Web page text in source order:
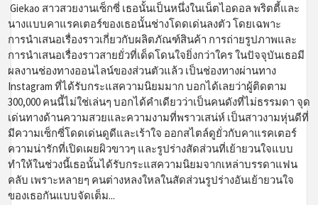
Giekao สาวสวยงานเซ็กซี่ เธอนั้นเป็นหนึ่งในเน็ตไอดอล พริตตี้และ
นางแบบคาแรคเตอร์ของเธอนั้นช่างโดดเด่นลงตัว โดยเฉพาะ
การนำเสนอเรื่องราวเกี่ยวกับผลิตภัณฑ์สินค้า การถ่ายรูปภาพและ
การนำเสนอเรื่องราวสายยั่วที่เด็ดโดนใจยิ่งกว่าใคร ในปัจจุบันเธอมี
ผลงานช่องทางออนไลน์ของส่วนตัวแล้ว เป็นช่องทางผ่านทาง
Instagram ที่ได้รับกระแสความนิยมมาก บอกได้เลยว่าผู้ติดตาม
300,000 คนนี้ไม่ใช่เล่นๆ บอกได้คำเดียวว่าเป็นคนดังที่ไม่ธรรมดา จุด
เด่นทางด้านความสวยและความงามที่พราวเสน่ห์ เป็นสาวงามหุ่นดีที่
มีความเซ็กซี่โดดเด่นดูดีและเร้าใจ ออกสไตล์ดูยั่วกับคาแรคเตอร์
ความน่ารักที่เปิดเผยผิวขาวๆ และรูปร่างสัดส่วนที่เย้ายวนใจแบบ
ทำให้ในช่วงนี้เธอนั้นได้รับกระแสความนิยมจากเหล่าบรรดาแฟน
คลับ เพราะหลายๆ คนต่างหลงใหลในสัดส่วนรูปร่างอันเย้ายวนใจ
ของเธอกันแบบจัดเต็ม...